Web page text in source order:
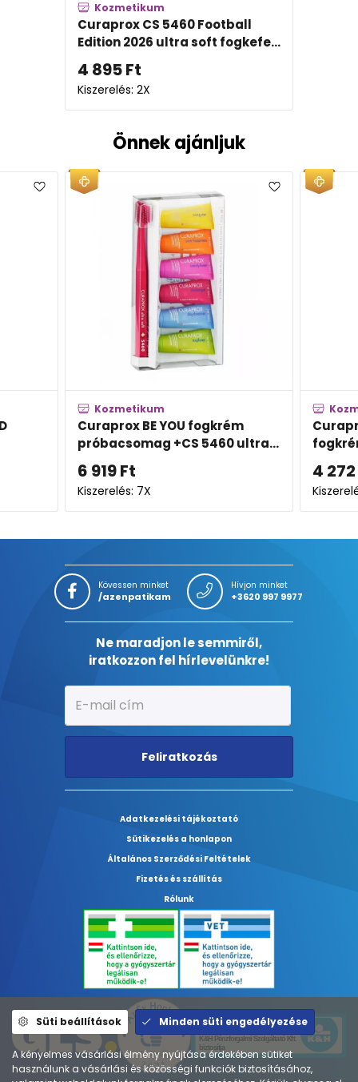
Kozmetikum
Curaprox CS 5460 Football
Edition 2026 ultra soft fogkefe...
4 895Ft
Kiszerelés: 2X
Önnek ajánljuk
fogkrém
5460 ultra...
Kozmetikum
Curaprox BE YOU candy lover
fogkrém
4 272
Kiszerelés: 60ML
Kövessen minket
/azenpatikam
Hívjon minket
+3620 997 9977
Ne maradjon le semmiről,
iratkozzon fel hírlevelünkre!
Feliratkozás
Adatkezelési tájékoztató
Sütikezelés a honlapon
Általános Szerződési Feltételek
Fizetés és szállítás
Rólunk
Süti beállítások Minden süti engedélyezése
A kényelmes vásárlási élmény nyújtása érdekében sütiket
használunk a vásárlási és közösségi funkciók biztosításához,